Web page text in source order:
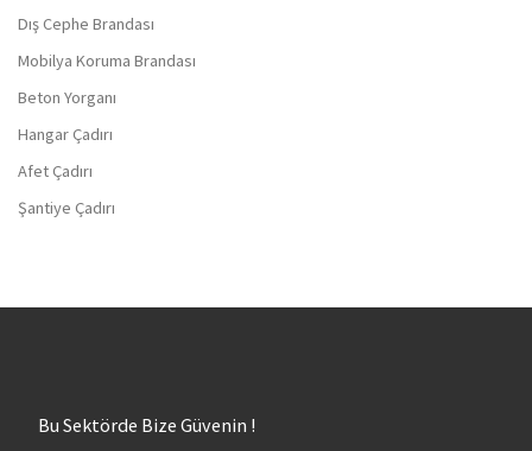
Dış Cephe Brandası
Mobilya Koruma Brandası
Beton Yorganı
Hangar Çadırı
Afet Çadırı
Şantiye Çadırı
Bu Sektörde Bize Güvenin !